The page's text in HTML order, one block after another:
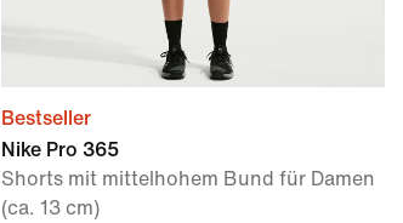
Bestseller
Nike Pro 365
Shorts mit mittelhohem Bund für Damen
(ca. 13 cm)